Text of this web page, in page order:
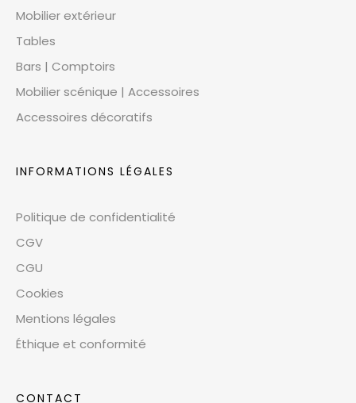
Mobilier extérieur
Tables
Bars | Comptoirs
Mobilier scénique | Accessoires
Accessoires décoratifs
INFORMATIONS LÉGALES
Politique de confidentialité
CGV
CGU
Cookies
Mentions légales
Éthique et conformité
CONTACT